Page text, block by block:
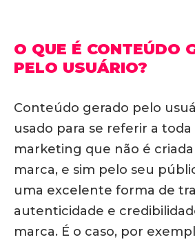
O QUE É CONTEÚDO
PELO USUÁRIO?
Conteúdo gerado pelo
usado para se referir a toda
marketing que não é criada
marca, e sim pelo seu
uma excelente forma de
autenticidade e
marca. É o caso, por